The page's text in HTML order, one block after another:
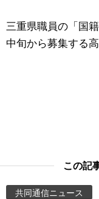
文化
動画/Live
スポーツ・東京2020
三重県職員の「国
中旬から募集する
この記
共同通信ニュース